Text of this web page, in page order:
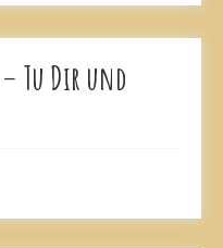
Tu Dir und